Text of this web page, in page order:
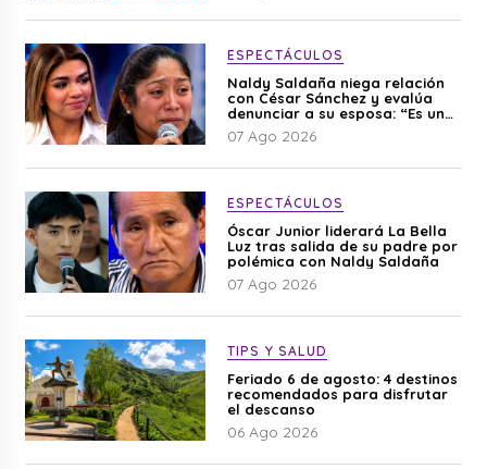
ESPECTÁCULOS
Naldy Saldaña niega relación
con César Sánchez y evalúa
denunciar a su esposa: “Es una
difamación”
07 Ago 2026
ESPECTÁCULOS
Óscar Junior liderará La Bella
Luz tras salida de su padre por
polémica con Naldy Saldaña
07 Ago 2026
TIPS Y SALUD
Feriado 6 de agosto: 4 destinos
recomendados para disfrutar
el descanso
06 Ago 2026